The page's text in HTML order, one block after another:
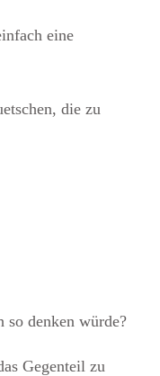
eine
die zu
denken würde?
Gegenteil zu